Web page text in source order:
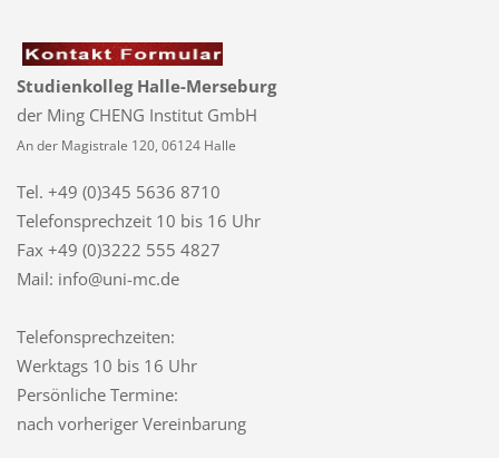
Studienkolleg Halle-Merseburg
der Ming CHENG Institut GmbH
An der Magistrale 120, 06124 Halle
Tel. +49 (0)345 5636 8710
Telefonsprechzeit 10 bis 16 Uhr
Fax +49 (0)3222 555 4827
Mail: info@uni-mc.de
Telefonsprechzeiten:
Werktags 10 bis 16 Uhr
Persönliche Termine:
nach vorheriger Vereinbarung